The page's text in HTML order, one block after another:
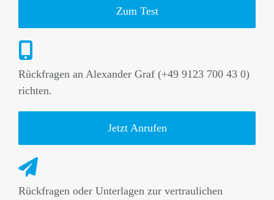
Zum Test
Rückfragen an Alexander Graf (+49 9123 700 43 0)
richten.
Jetzt Anrufen
Rückfragen oder Unterlagen zur vertraulichen